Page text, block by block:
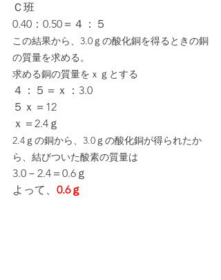
Ｃ班
0.40：0.50＝４：５
この結果から、3.0ｇの酸化銅を得るときの銅
の質量を求める。
求める銅の質量をｘｇとする
４：５＝ｘ：3.0
５ｘ＝12
ｘ＝2.4ｇ
2.4ｇの銅から、3.0ｇの酸化銅が得られたか
ら、結びついた酸素の質量は
3.0－2.4＝0.6ｇ
よって、 0.6ｇ